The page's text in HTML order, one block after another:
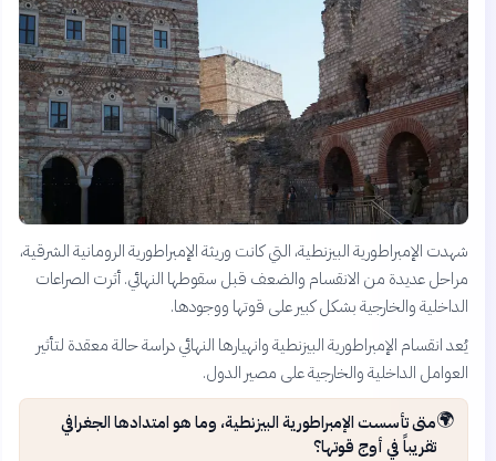
شهدت الإمبراطورية البيزنطية، التي كانت وريثة الإمبراطورية الرومانية الشرقية،
مراحل عديدة من الانقسام والضعف قبل سقوطها النهائي. أثرت الصراعات
الداخلية والخارجية بشكل كبير على قوتها ووجودها.
يُعد انقسام الإمبراطورية البيزنطية وانهيارها النهائي دراسة حالة معقدة لتأثير
العوامل الداخلية والخارجية على مصير الدول.
🌍متى تأسست الإمبراطورية البيزنطية، وما هو امتدادها الجغرافي
تقريباً في أوج قوتها؟